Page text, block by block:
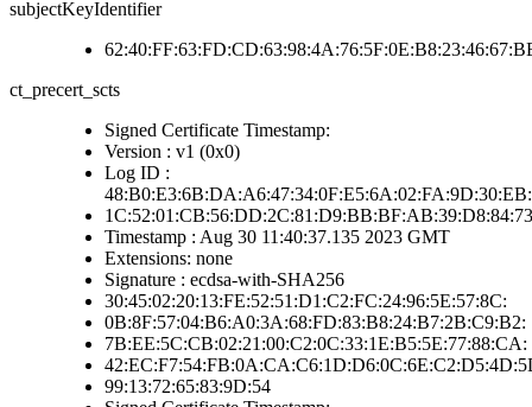
subjectKeyIdentifier
ct_precert_scts
Signed Certificate Timestamp:
Version : v1 (0x0)
Log ID :
48:B0:E3:6B:DA:A6:47:34:0F:E5:6A:02:FA:9D:30:EB:
1C:52:01:CB:56:DD:2C:81:D9:BB:BF:AB:39:D8:84:73
Timestamp : Aug 30 11:40:37.135 2023 GMT
Extensions: none
Signature : ecdsa-with-SHA256
30:45:02:20:13:FE:52:51:D1:C2:FC:24:96:5E:57:8C:
0B:8F:57:04:B6:A0:3A:68:FD:83:B8:24:B7:2B:C9:B2:
7B:EE:5C:CB:02:21:00:C2:0C:33:1E:B5:5E:77:88:CA:
99:13:72:65:83:9D:54